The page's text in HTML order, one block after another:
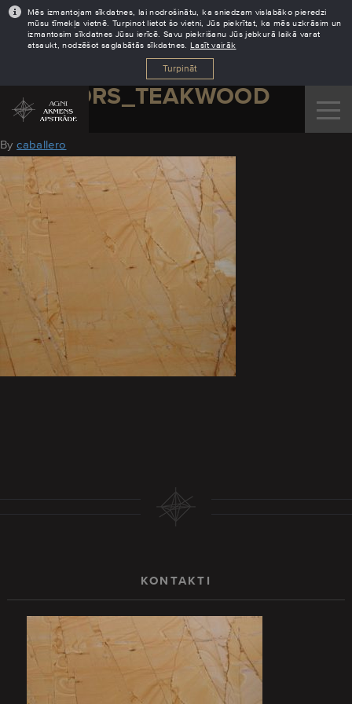
Mēs izmantojam sīkdatnes, lai nodrošinātu, ka sniedzam vislabāko pieredzi
mūsu tīmekļa vietnē. Turpinot lietot šo vietni, Jūs piekrītat, ka mēs uzkrāsim un
izmantosim sīkdatnes Jūsu ierīcē. Savu piekrišanu Jūs jebkurā laikā varat
atsaukt, nodzēšot saglabātās sīkdatnes. Lasīt vairāk
Turpināt
MARMORS_TEAKWOOD
August 11, 2016
Bycaballero
KONTAKTI